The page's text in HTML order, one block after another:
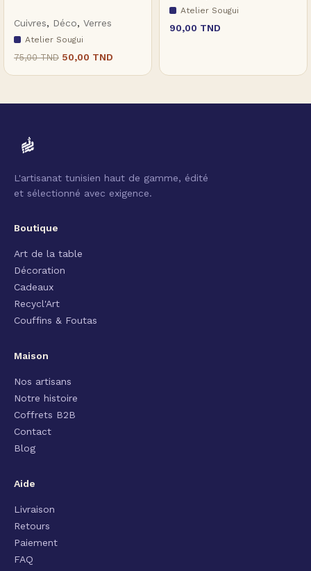
Cuivres, Déco, Verres
Atelier Sougui
75,00TND 50,00 TND
Atelier Sougui
90,00 TND
L'artisanat tunisien haut de gamme, édité
et sélectionné avec exigence.
Boutique
Art de la table
Décoration
Cadeaux
Recycl'Art
Couffins & Foutas
Maison
Nos artisans
Notre histoire
Coffrets B2B
Contact
Blog
Aide
Livraison
Retours
Paiement
FAQ